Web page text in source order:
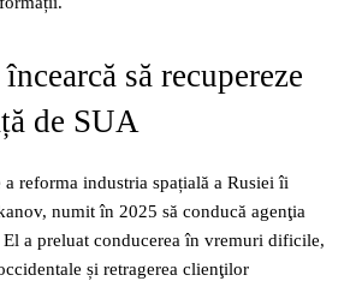
să recupereze
de SUA
a reforma industria spațială a Rusiei îi
numit în 2025 să conducă agenţia
El a preluat conducerea în vremuri dificile,
și retragerea clienţilor